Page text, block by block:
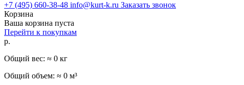
+7 (495) 660-38-48 info@kurt-k.ru Заказать звонок
Корзина
Ваша корзина пуста
Перейти к покупкам
р.
Общий вес: ≈ 0 кг
Общий объем: ≈ 0 м³